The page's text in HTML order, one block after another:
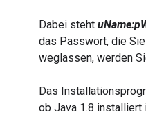
Dabei steht
das Passwort, die
weglassen, werden
Das
ob Java 1.8